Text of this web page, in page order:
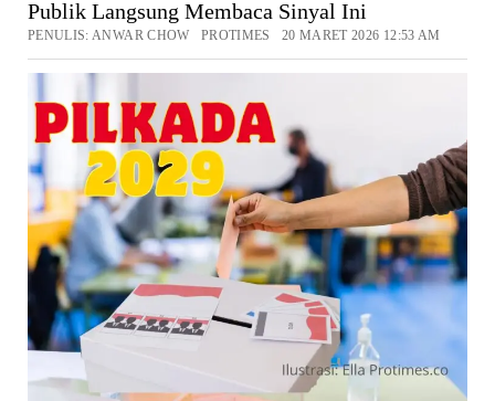
Publik Langsung Membaca Sinyal Ini
PENULIS: ANWAR CHOW PROTIMES 20 MARET 2026 12:53 AM